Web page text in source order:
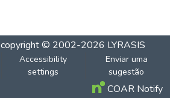
copyright © 2002-2026 LYRASIS
Accessibility
settings
Enviar uma
sugestão
COAR Notify